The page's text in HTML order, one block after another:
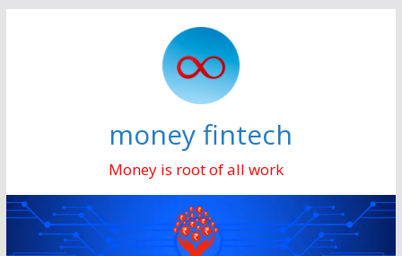
money fintech
Money is root of all work